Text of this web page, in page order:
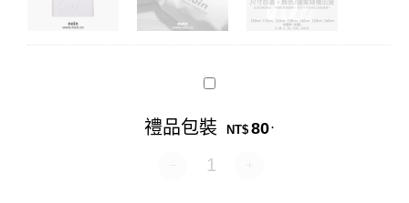
禮
裝
禮品包裝 NT$ 80.
禮品包裝 數量